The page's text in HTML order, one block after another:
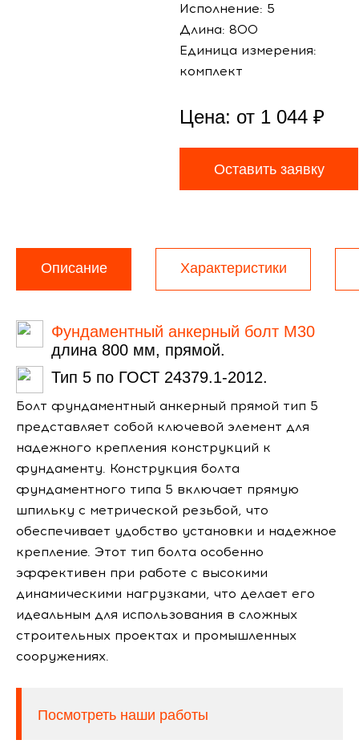
Исполнение: 5
Длина: 800
Единица измерения:
комплект
Цена: от 1 044 ₽
Оставить заявку
Описание Характеристики
Фундаментный анкерный болт М30
длина 800 мм, прямой.
Тип 5 по ГОСТ 24379.1-2012.
Болт фундаментный анкерный прямой тип 5
представляет собой ключевой элемент для
надежного крепления конструкций к
фундаменту. Конструкция болта
фундаментного типа 5 включает прямую
шпильку с метрической резьбой, что
обеспечивает удобство установки и надежное
крепление. Этот тип болта особенно
эффективен при работе с высокими
динамическими нагрузками, что делает его
идеальным для использования в сложных
строительных проектах и промышленных
сооружениях.
Посмотреть наши работы